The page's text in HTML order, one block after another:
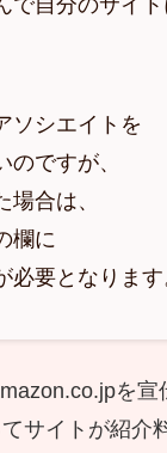
で自分のサイ
ソシエイトを
ですが、
場合は、
欄に
要となります
を宣
サイトが紹介